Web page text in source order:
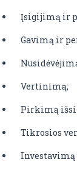
Įsigijimą ir
Gavimą ir
Vertinimą;
Pirkimą
Tikrosios
Investavimą